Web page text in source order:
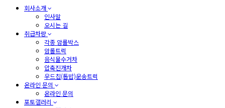
회사소개
인사말
오시는 길
취급차량
각종 암롤박스
암롤트럭
음식물수거차
압축진개차
우드칩(톱밥)운송트럭
온라인 문의
온라인 문의
포토갤러리